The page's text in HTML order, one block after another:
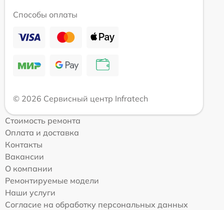
Способы оплаты
© 2026 Сервисный центр Infratech
Стоимость ремонта
Оплата и доставка
Контакты
Вакансии
О компании
Ремонтируемые модели
Наши услуги
Согласие на обработку персональных данных